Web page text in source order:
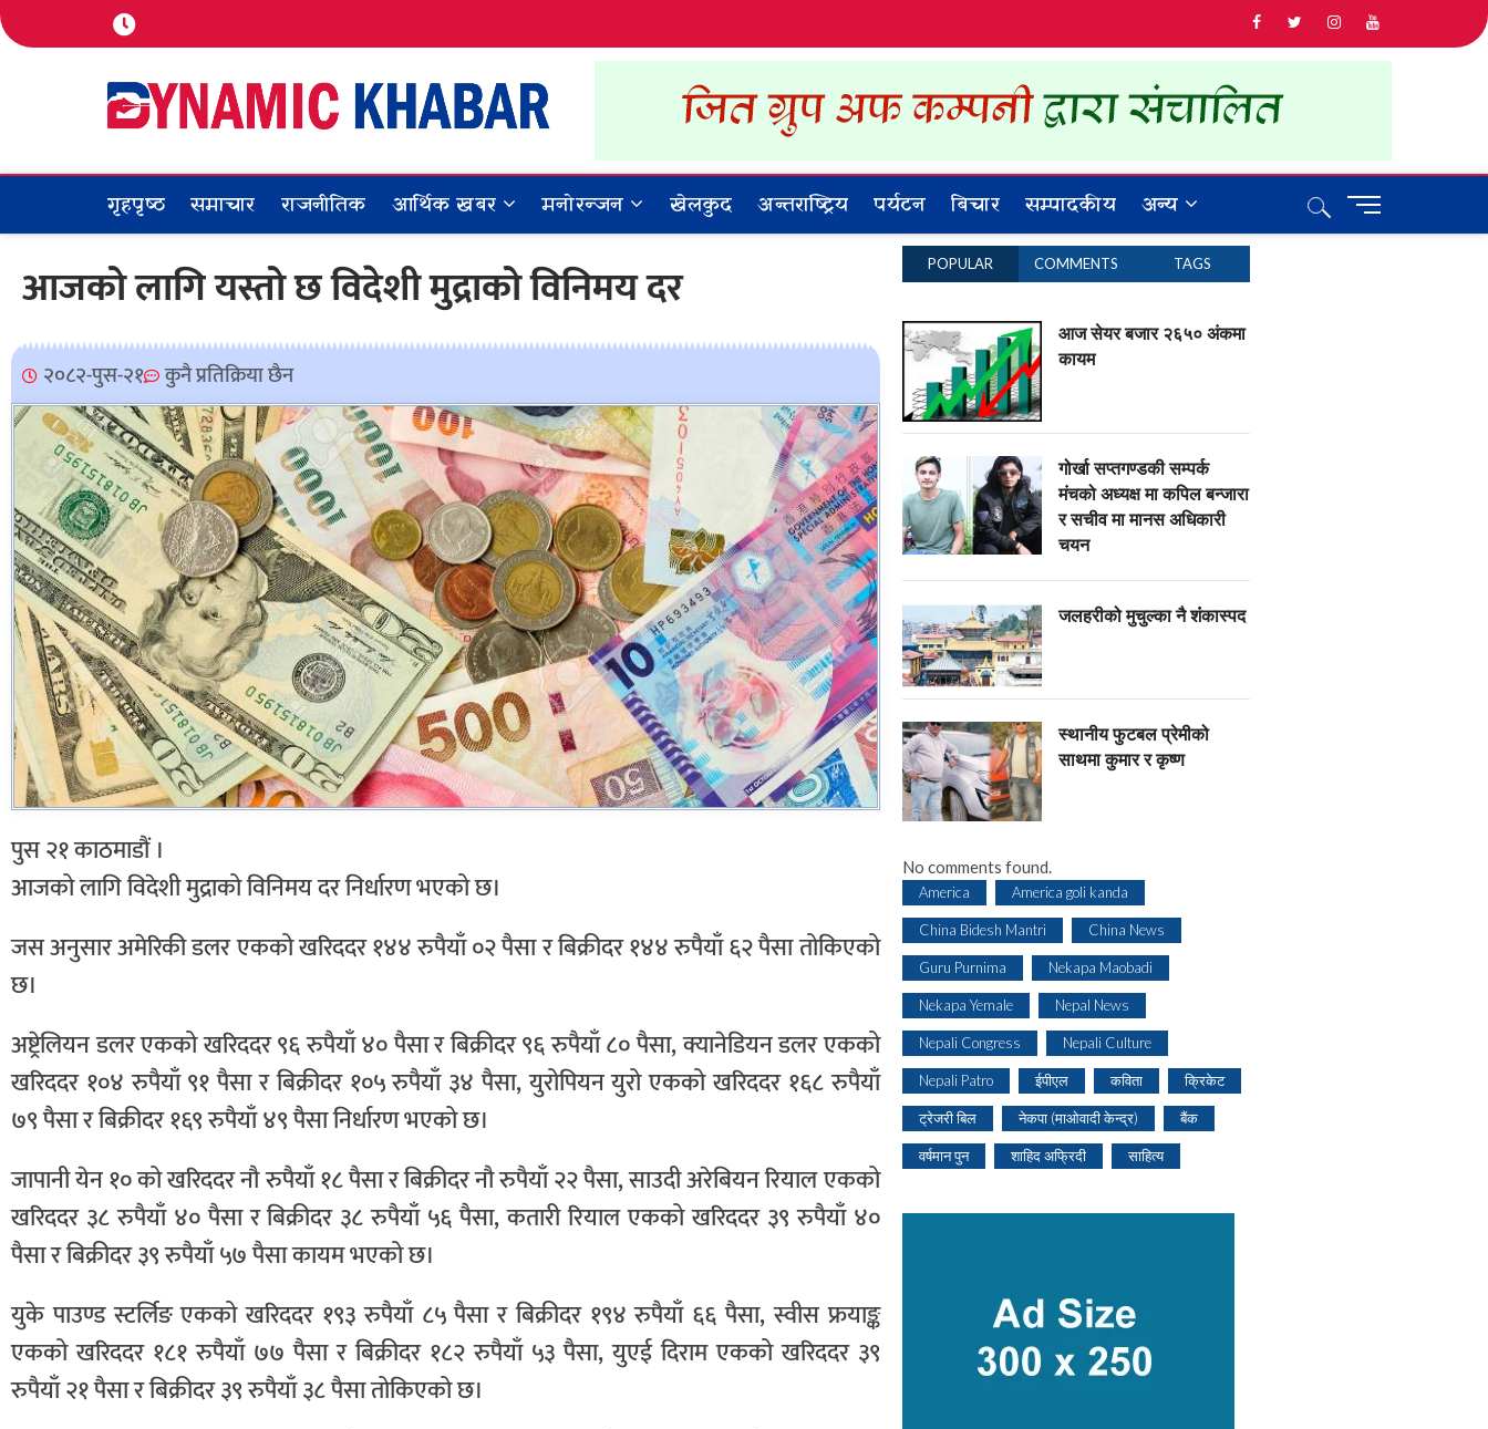
Dynamic Khabar
ALL NEWS IN NEPAL
गृहपृष्ठ समाचार राजनीतिक आर्थिक खबर मनोरन्जन खेलकुद अन्तराष्ट्रिय पर्यटन बिचार सम्पादकीय अन्य
M
आजको लागि यस्तो छ विदेशी मुद्राको विनिमय दर
२०८२-पुस-२१ कुनै प्रतिक्रिया छैन
पुस २१ काठमाडौं ।
आजको लागि विदेशी मुद्राको विनिमय दर निर्धारण भएको छ।
जस अनुसार अमेरिकी डलर एकको खरिददर १४४ रुपैयाँ ०२ पैसा र बिक्रीदर १४४ रुपैयाँ ६२ पैसा तोकिएको
छ।
अष्ट्रेलियन डलर एकको खरिददर ९६ रुपैयाँ ४० पैसा र बिक्रीदर ९६ रुपैयाँ ८० पैसा, क्यानेडियन डलर एकको
खरिददर १०४ रुपैयाँ ९१ पैसा र बिक्रीदर १०५ रुपैयाँ ३४ पैसा, युरोपियन युरो एकको खरिददर १६८ रुपैयाँ
७९ पैसा र बिक्रीदर १६९ रुपैयाँ ४९ पैसा निर्धारण भएको छ।
जापानी येन १० को खरिददर नौ रुपैयाँ १८ पैसा र बिक्रीदर नौ रुपैयाँ २२ पैसा, साउदी अरेबियन रियाल एकको
खरिददर ३८ रुपैयाँ ४० पैसा र बिक्रीदर ३८ रुपैयाँ ५६ पैसा, कतारी रियाल एकको खरिददर ३९ रुपैयाँ ४०
पैसा र बिक्रीदर ३९ रुपैयाँ ५७ पैसा कायम भएको छ।
युके पाउण्ड स्टर्लिङ एकको खरिददर १९३ रुपैयाँ ८५ पैसा र बिक्रीदर १९४ रुपैयाँ ६६ पैसा, स्वीस फ्रयाङ्क
एकको खरिददर १८१ रुपैयाँ ७७ पैसा र बिक्रीदर १८२ रुपैयाँ ५३ पैसा, युएई दिराम एकको खरिददर ३९
रुपैयाँ २१ पैसा र बिक्रीदर ३९ रुपैयाँ ३८ पैसा तोकिएको छ।
POPULAR COMMENTS TAGS
आज सेयर बजार २६५० अंकमा
कायम
गोर्खा सप्तगण्डकी सम्पर्क
मंचको अध्यक्ष मा कपिल बन्जारा
र सचीव मा मानस अधिकारी
चयन
जलहरीको मुचुल्का नै शंंकास्पद
स्थानीय फुटबल प्रेमीको
साथमा कुमार र कृष्ण
No comments found.
America America goli kanda
China Bidesh Mantri China News
Guru Purnima Nekapa Maobadi
Nekapa Yemale Nepal News
Nepali Congress Nepali Culture
Nepali Patro ईपीएल कविता क्रिकेट
ट्रेजरी बिल नेकपा (माओवादी केन्द्र) बैंक
वर्षमान पुन शाहिद अफ्रिदी साहित्य